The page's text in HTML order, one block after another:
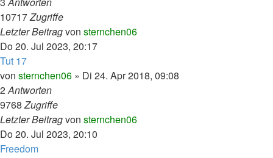
10717Zugriffe
Letzter Beitragvon sternchen06
Do 20. Jul 2023, 20:17
Tut 17
von sternchen06 » Di 24. Apr 2018, 09:08
2Antworten
9768Zugriffe
Letzter Beitragvon sternchen06
Do 20. Jul 2023, 20:10
Freedom